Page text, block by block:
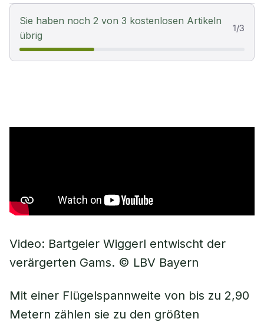
Sie haben noch 2 von 3 kostenlosen Artikeln
übrig
1/3
Video: Bartgeier Wiggerl entwischt der
verärgerten Gams. © LBV Bayern
Mit einer Flügelspannweite von bis zu 2,90
Metern zählen sie zu den größten